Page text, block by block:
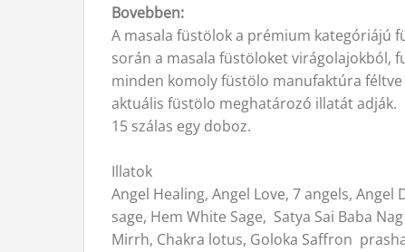
Bovebben:
A masala füstölok a prémium kategóriájú
során a masala füstöloket virágolajokból,
minden komoly füstölo manufaktúra
aktuális füstölo meghatározó illatát adják.
15 szálas egy doboz.
Illatok
Angel Healing, Angel Love, 7 angels,
sage, Hem White Sage, Satya Sai Baba
Mirrh, Chakra lotus, Goloka Saffron